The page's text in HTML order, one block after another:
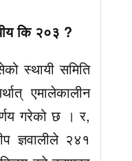
कि २०३ ?
स्थायी समिति
एमालेकालीन
गरेको छ । र,
ज्ञवालीले २४१